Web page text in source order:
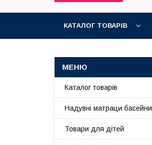
КАТАЛОГ ТОВАРІВ
Каталог товарів
Надувні матраци басейни
Товари для дітей